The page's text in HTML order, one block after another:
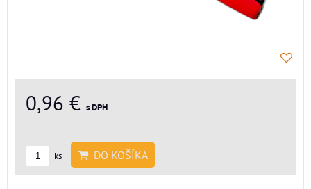
0,96 € s DPH
ks DO KOŠÍKA